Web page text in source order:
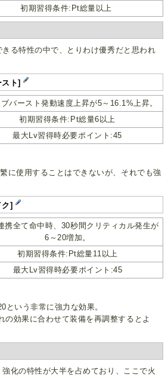
初期習得条件:Pt総量以上
る特性の中で、とりわけ優秀だと思われ
スト]
バースト発動速度上昇が5～16.1%上昇。
初期習得条件:Pt総量6以上
最大Lv習得時必要ポイント:45
に使用することはできないが、それでも強
]
携全て命中時、30秒間クリティカル発生が
6～20増加。
初期習得条件:Pt総量11以上
最大Lv習得時必要ポイント:45
という非常に強力な効果。
の効果に合わせて装備を再調整するとよ
化の特性が大半を占めており、ここで火